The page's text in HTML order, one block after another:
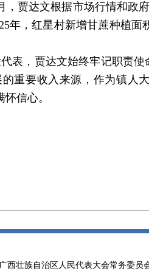
贾达文根据市场行情和政府
年，红星村新增甘蔗种植
，贾达文始终牢记职责使
重要收入来源，作为镇人
信心。
广西壮族自治区人民代表大会常务委